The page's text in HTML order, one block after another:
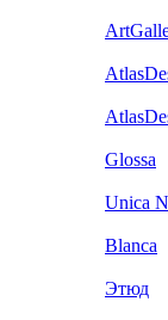
Glossa
Unica
Blanca
Этюд